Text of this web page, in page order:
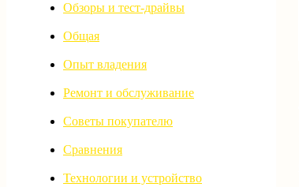
Обзоры и тест-драйвы
Общая
Опыт владения
Ремонт и обслуживание
Советы покупателю
Сравнения
Технологии и устройство